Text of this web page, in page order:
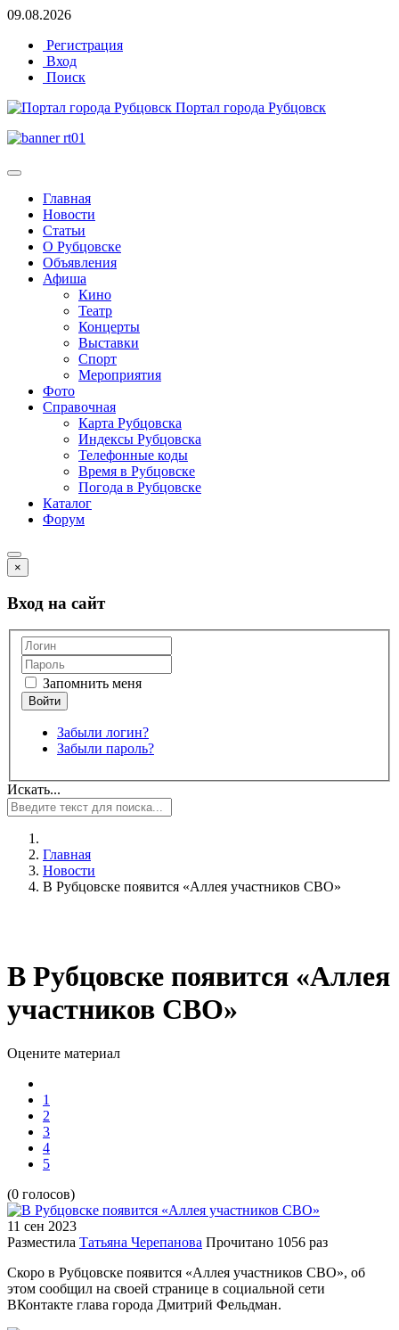
09.08.2026
Регистрация
Вход
Поиск
Портал города Рубцовск
Главная
Новости
Статьи
О Рубцовске
Объявления
Афиша
Кино
Театр
Концерты
Выставки
Спорт
Мероприятия
Фото
Справочная
Карта Рубцовска
Индексы Рубцовска
Телефонные коды
Время в Рубцовске
Погода в Рубцовске
Каталог
Форум
×
Вход на сайт
Запомнить меня
Забыли логин?
Забыли пароль?
Искать...
Главная
Новости
В Рубцовске появится «Аллея участников СВО»
В Рубцовске появится «Аллея
участников СВО»
Оцените материал
1
2
3
4
5
(0 голосов)
11 сен 2023
Разместила Татьяна Черепанова Прочитано 1056 раз
Скоро в Рубцовске появится «Аллея участников СВО», об
этом сообщил на своей странице в социальной сети
ВКонтакте глава города Дмитрий Фельдман.